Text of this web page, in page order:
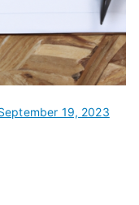
19, 2023